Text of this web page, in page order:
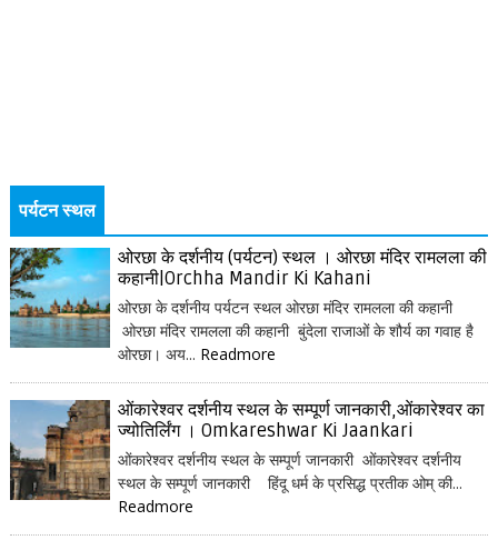
पर्यटन स्थल
ओरछा के दर्शनीय (पर्यटन) स्थल । ओरछा मंदिर रामलला की
कहानी|Orchha Mandir Ki Kahani
ओरछा के दर्शनीय पर्यटन स्थल ओरछा मंदिर रामलला की कहानी
ओरछा मंदिर रामलला की कहानी बुंदेला राजाओं के शौर्य का गवाह है
ओरछा। अय... Readmore
ओंकारेश्वर दर्शनीय स्थल के सम्पूर्ण जानकारी,ओंकारेश्वर का
ज्योतिर्लिंग । Omkareshwar Ki Jaankari
ओंकारेश्वर दर्शनीय स्थल के सम्पूर्ण जानकारी ओंकारेश्वर दर्शनीय
स्थल के सम्पूर्ण जानकारी हिंदू धर्म के प्रसिद्ध प्रतीक ओम् की...
Readmore